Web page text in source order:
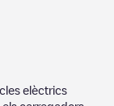
elèctrics